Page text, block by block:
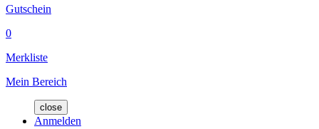
Gutschein
0
Merkliste
Mein Bereich
close
Anmelden